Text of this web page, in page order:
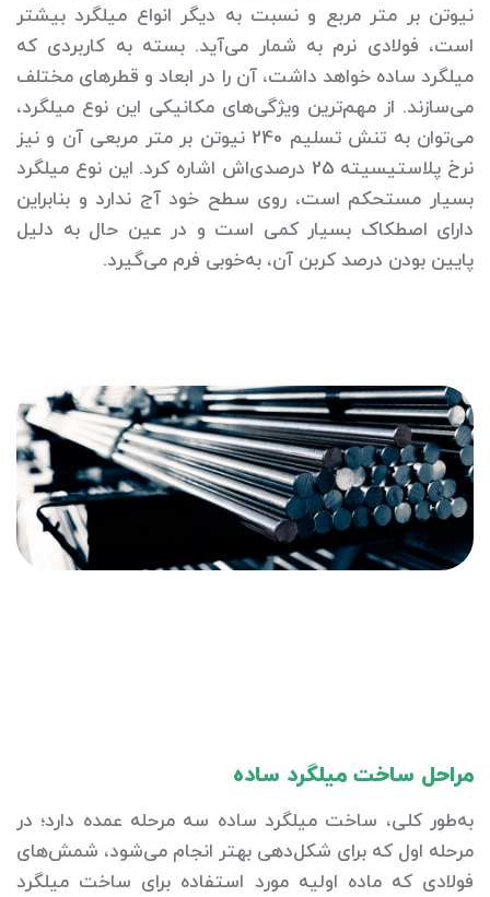
نیوتن بر متر مربع و نسبت به دیگر انواع میلگرد بیشتر
است، فولادی نرم به شمار می‌آید. بسته به کاربردی که
میلگرد ساده خواهد داشت، آن را در ابعاد و قطرهای مختلف
می‌سازند. از مهم‌ترین ویژگی‌های مکانیکی این نوع میلگرد،
می‌توان به تنش تسلیم 240 نیوتن بر متر مربعی آن و نیز
نرخ پلاستیسیته 25 درصدی‌اش اشاره کرد. این نوع میلگرد
بسیار مستحکم است، روی سطح خود آج ندارد و بنابراین
دارای اصطکاک بسیار کمی است و در عین حال به دلیل
پایین بودن درصد کربن آن، به‌خوبی فرم می‌گیرد.
مراحل ساخت میلگرد ساده
به‌طور کلی، ساخت میلگرد ساده سه مرحله عمده دارد؛ در
مرحله اول که برای شکل‌دهی بهتر انجام می‌شود، شمش‌های
فولادی که ماده اولیه مورد استفاده برای ساخت میلگرد